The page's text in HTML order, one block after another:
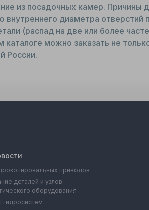
из посадочных камер. Причины
диаметра
(распад на две или более
можно заказать не
России.
приводов
деталей и узлов
оборудования
гидросистем